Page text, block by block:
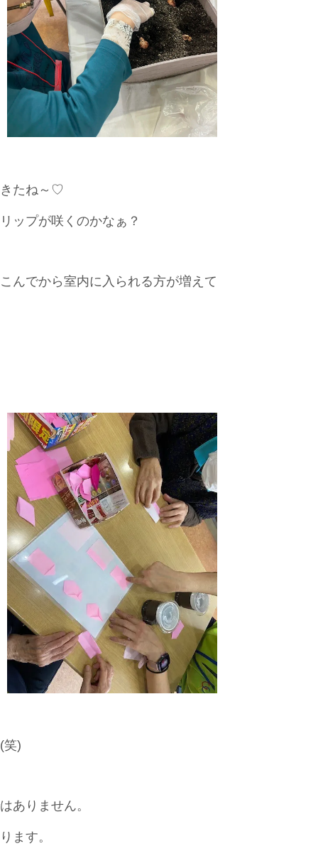
たね～♡
ップが咲くのかなぁ？
んでから室内に入られる方が増えて
笑)
ありません。
ます。